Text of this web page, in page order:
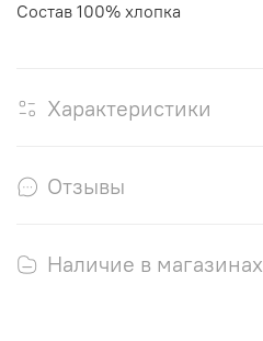
Состав 100% хлопка
Характеристики
Отзывы
Наличие в магазинах